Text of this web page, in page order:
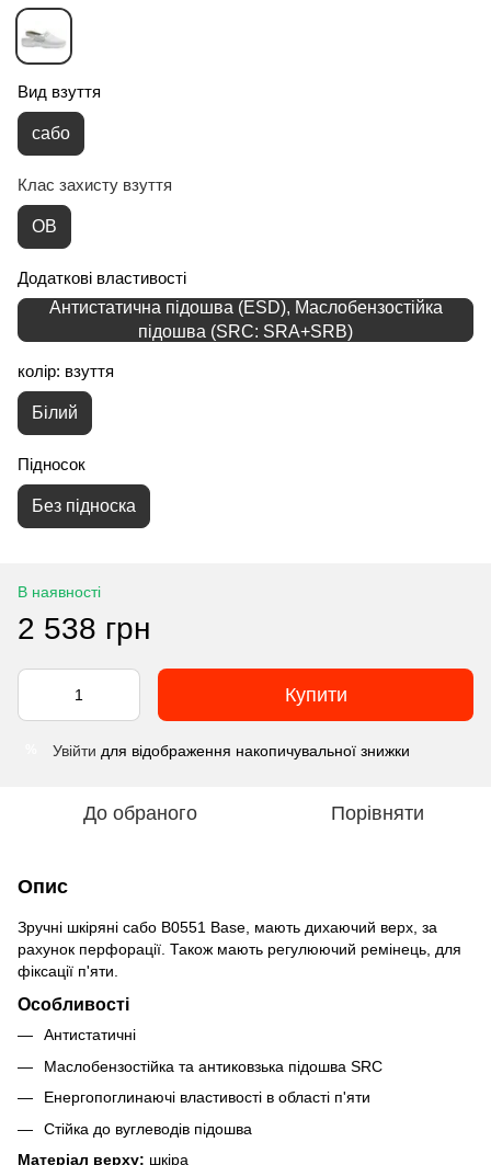
Вид взуття
сабо
Клас захисту взуття
OB
Додаткові властивості
Антистатична підошва (ESD), Маслобензостійка
підошва (SRC: SRA+SRB)
колір: взуття
Білий
Підносок
Без підноска
В наявності
2 538 грн
Купити
Увійти для відображення накопичувальної знижки
До обраного Порівняти
Опис
Зручні шкіряні сабо B0551 Base, мають дихаючий верх, за
рахунок перфорації. Також мають регулюючий ремінець, для
фіксації п'яти.
Особливості
Антистатичні
Маслобензостійка та антиковзька підошва SRC
Енергопоглинаючі властивості в області п'яти
Стійка до вуглеводів підошва
Матеріал верху: шкіра